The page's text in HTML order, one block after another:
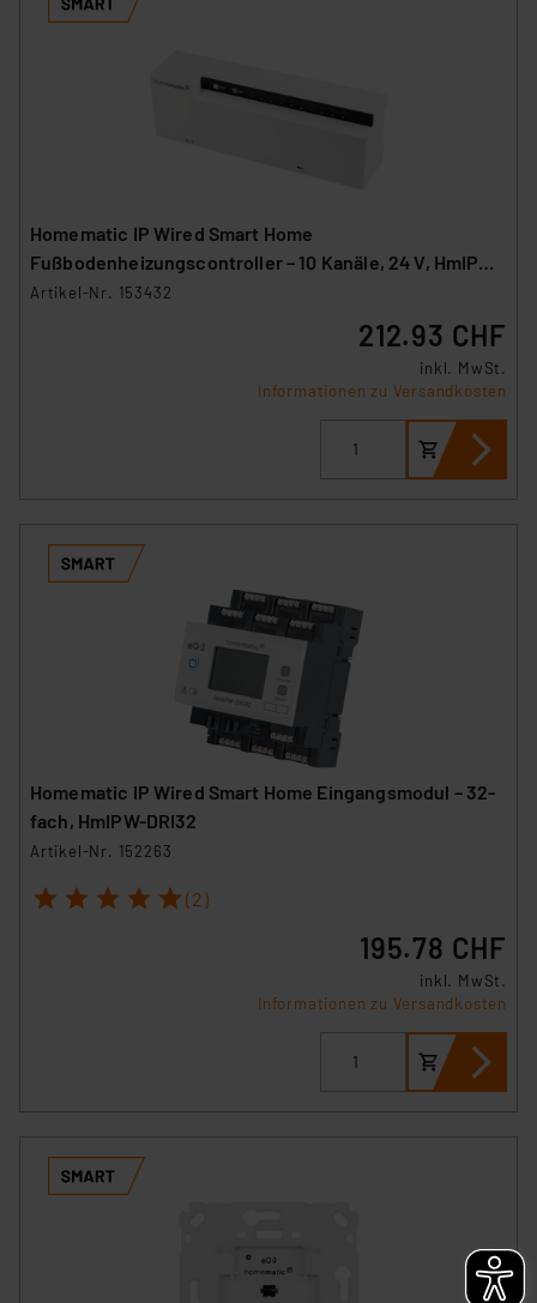
Homematic IP Wired Smart Home
Fußbodenheizungscontroller – 10 Kanäle, 24 V, HmIPW-
FAL24-C10
Artikel-Nr. 153432
212.93 CHF
inkl. MwSt.
Informationen zu Versandkosten
Homematic IP Wired Smart Home Eingangsmodul – 32-
fach, HmIPW-DRI32
Artikel-Nr. 152263
1 2 3 4 5 (2)
195.78 CHF
inkl. MwSt.
Informationen zu Versandkosten